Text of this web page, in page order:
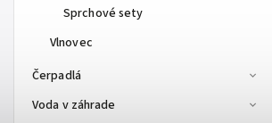
Sprchové sety
Vlnovec
Čerpadlá
Voda v záhrade